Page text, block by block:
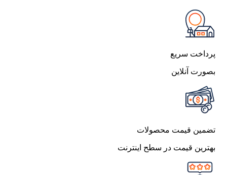
پرداخت سریع
بصورت آنلاین
تضمین قیمت محصولات
بهترین قیمت در سطح اینترنت